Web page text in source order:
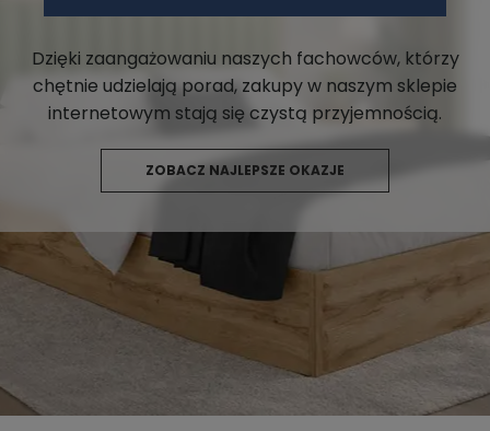
Dzięki zaangażowaniu naszych fachowców, którzy
chętnie udzielają porad, zakupy w naszym sklepie
internetowym stają się czystą przyjemnością.
ZOBACZ NAJLEPSZE OKAZJE